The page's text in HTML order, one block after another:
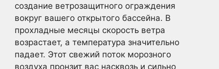
создание ветрозащитного ограждения
вокруг вашего открытого бассейна. В
прохладные месяцы скорость ветра
возрастает, а температура значительно
падает. Этот свежий поток морозного
воздуха пронзит вас насквозь и сильно